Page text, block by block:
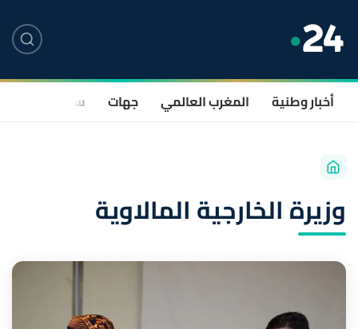
أخبار وطنية المغرب العالمي جهات سياسة
وزيرة الخارجية المالاوية